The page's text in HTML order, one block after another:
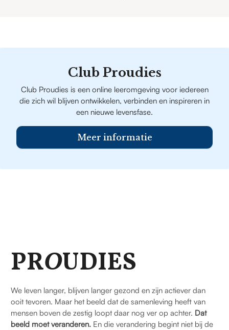
Club Proudies
Club Proudies is een online leeromgeving voor iedereen
die zich wil blijven ontwikkelen, verbinden en inspireren in
een nieuwe levensfase.
Meer informatie
PROUDIES
We leven langer, blijven langer gezond en zijn actiever dan
ooit tevoren. Maar het beeld dat de samenleving heeft van
mensen boven de zestig loopt daar nog ver op achter. Dat
beeld moet veranderen. En die verandering begint niet bij de